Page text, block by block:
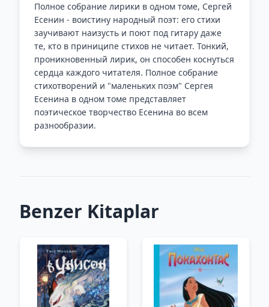
Полное собрание лирики в одном томе, Сергей
Есенин - воистину народный поэт: его стихи
заучивают наизусть и поют под гитару даже
те, кто в приниципе стихов не читает. Тонкий,
проникновенный лирик, он способен коснуться
сердца каждого читателя. Полное собрание
стихотворений и "маленьких поэм" Сергея
Есенина в одном томе представляет
поэтическое творчество Есенина во всем
разнообразии.
Benzer Kitaplar